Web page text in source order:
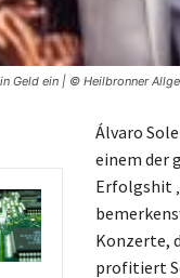
Geld ein | © Heilbronner
Álvaro
einem der
Erfolgshit
Konzerte,
profitiert